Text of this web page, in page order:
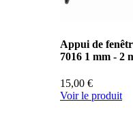
Appui de
7016 1 mm - 2
15,00 €
Voir le produit